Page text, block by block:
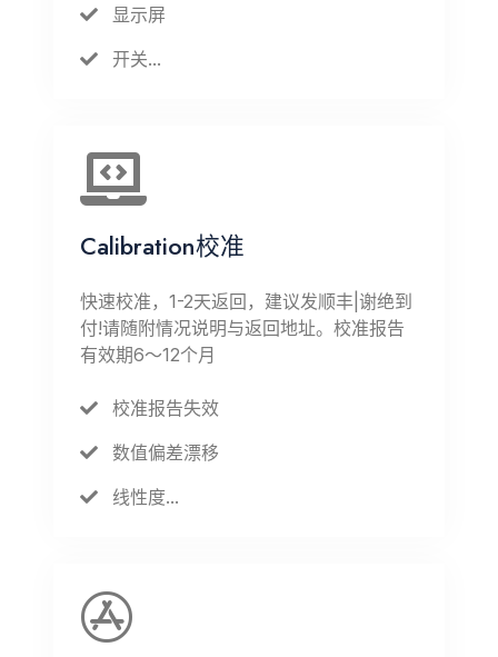
显示屏
开关...
Calibration校准
快速校准，1-2天返回，建议发顺丰|谢绝到
付!请随附情况说明与返回地址。校准报告
有效期6～12个月
校准报告失效
数值偏差漂移
线性度...